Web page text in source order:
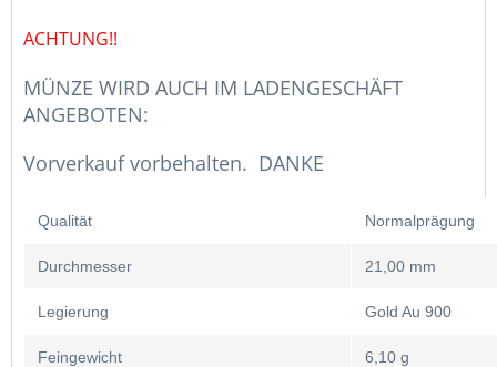
ACHTUNG!!
MÜNZE WIRD AUCH IM LADENGESCHÄFT
ANGEBOTEN:
Vorverkauf vorbehalten. DANKE
Qualität Normalprägung
Durchmesser 21,00 mm
Legierung Gold Au 900
Feingewicht 6,10 g